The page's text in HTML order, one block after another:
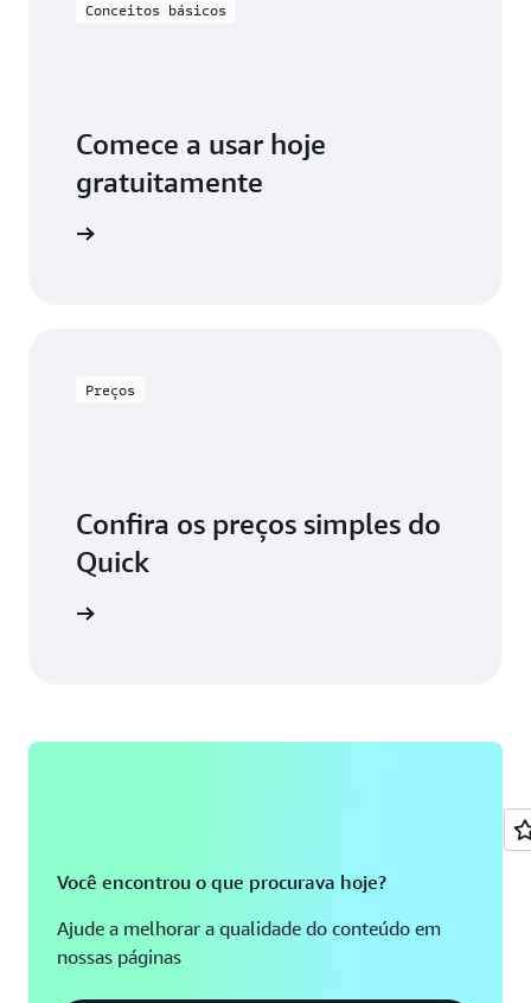
Conceitos básicos
Comece a usar hoje
gratuitamente
Preços
Confira os preços simples do
Quick
Você encontrou o que procurava hoje?
Ajude a melhorar a qualidade do conteúdo em
nossas páginas